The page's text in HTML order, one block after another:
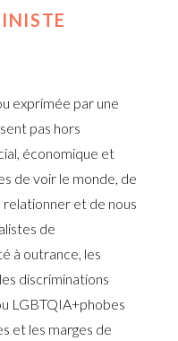
exprimée par une
pas hors
économique et
de voir le monde, de
relationner et de nous
de
à outrance, les
discriminations
LGBTQIA+phobes
et les marges de